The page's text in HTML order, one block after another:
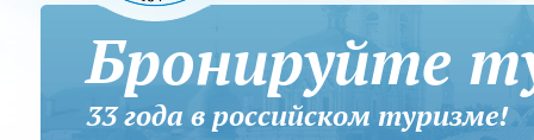
Бронируйте
33 года в российском